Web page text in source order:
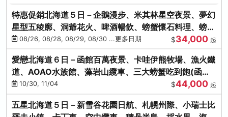
特惠促銷北海道５日－企鵝漫步、米其林星空夜景、夢幻
星型五稜廓、洞爺花火、啤酒暢飲、螃蟹懷石料理、螃蟹
吃到飽
08/26, 08/28, 08/29, 08/30 ...更多日期 $34,000 起
愛戀北海道６日－函館百萬夜景、卡哇伊熊牧場、漁火鐵
道、AOAO水族館、藻岩山纜車、三大螃蟹吃到飽(函館/
千歲)
10/30, 11/04 $44,000 起
五星北海道５日－新雪谷花園日航、札幌州際、小瑞士比